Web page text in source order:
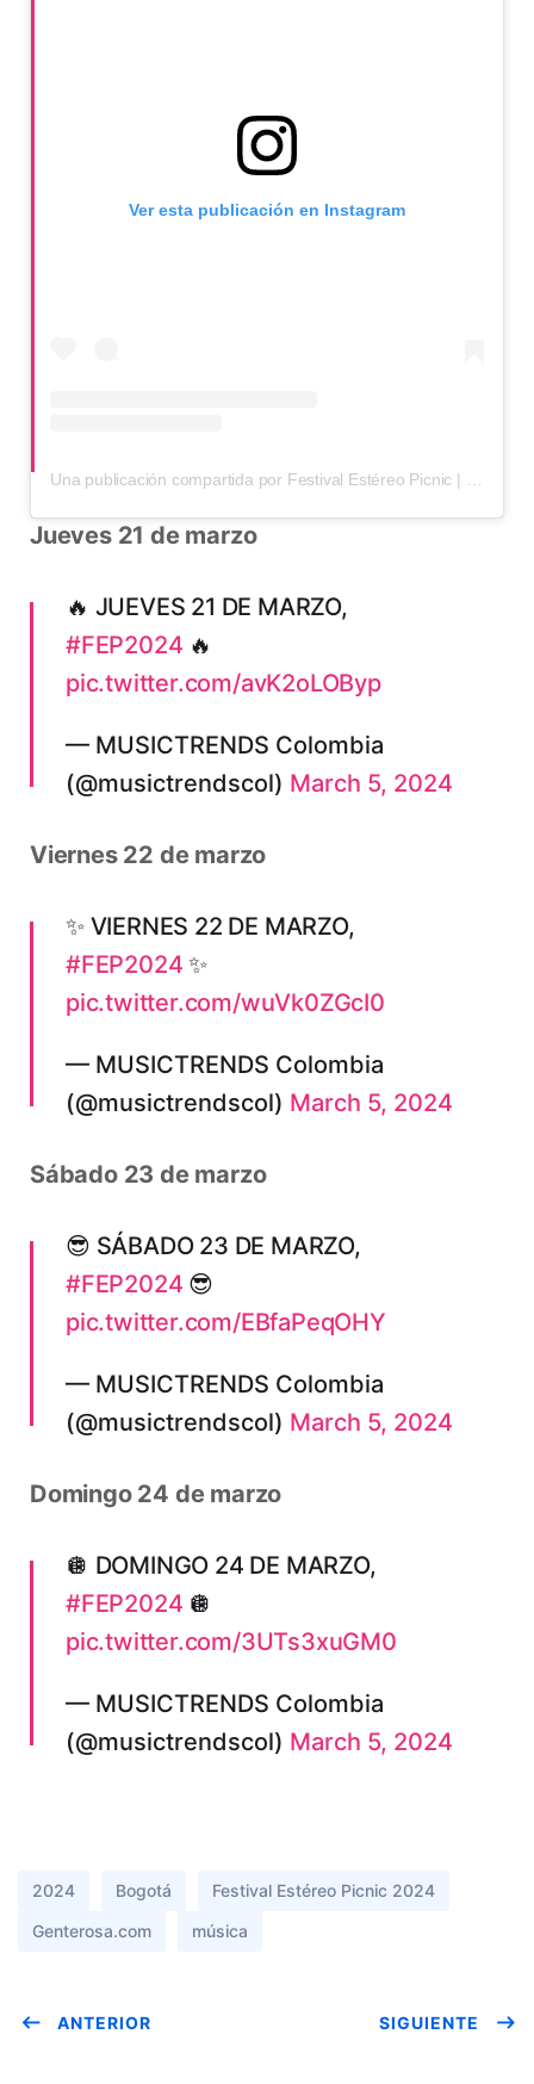
Ver esta publicación en Instagram
Jueves 21 de marzo
🔥 JUEVES 21 DE MARZO,
#FEP2024 🔥
pic.twitter.com/avK2oLOByp
— MUSICTRENDS Colombia
(@musictrendscol) March 5, 2024
Viernes 22 de marzo
✨ VIERNES 22 DE MARZO,
#FEP2024 ✨
pic.twitter.com/wuVk0ZGcI0
— MUSICTRENDS Colombia
(@musictrendscol) March 5, 2024
Sábado 23 de marzo
😎 SÁBADO 23 DE MARZO,
#FEP2024 😎
pic.twitter.com/EBfaPeqOHY
— MUSICTRENDS Colombia
(@musictrendscol) March 5, 2024
Domingo 24 de marzo
🪩 DOMINGO 24 DE MARZO,
#FEP2024 🪩
pic.twitter.com/3UTs3xuGM0
— MUSICTRENDS Colombia
(@musictrendscol) March 5, 2024
2024 Bogotá
Festival Estéreo Picnic 2024
Genterosa.com
música
ANTERIOR SIGUIENTE